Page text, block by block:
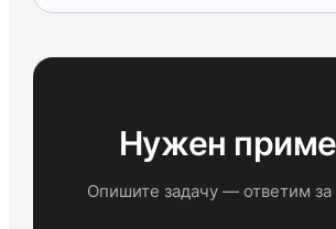
Нужен
Опишите задачу — ответим за